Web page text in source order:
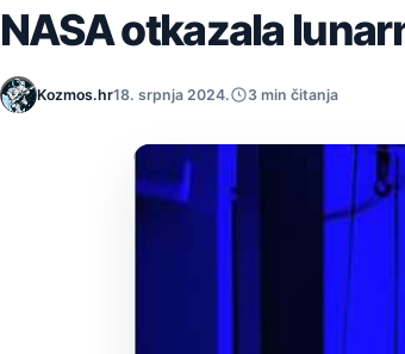
NASA otkazala
Kozmos.hr18. srpnja 2024. 3 min čitanja